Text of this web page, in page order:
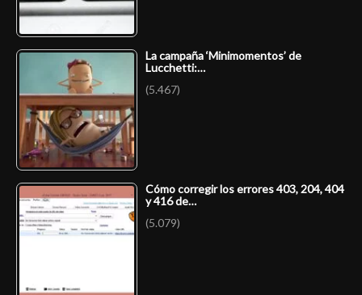
La campaña ‘Minimomentos’ de
Lucchetti:…
(5.467)
Cómo corregir los errores 403, 204, 404
y 416 de…
(5.079)